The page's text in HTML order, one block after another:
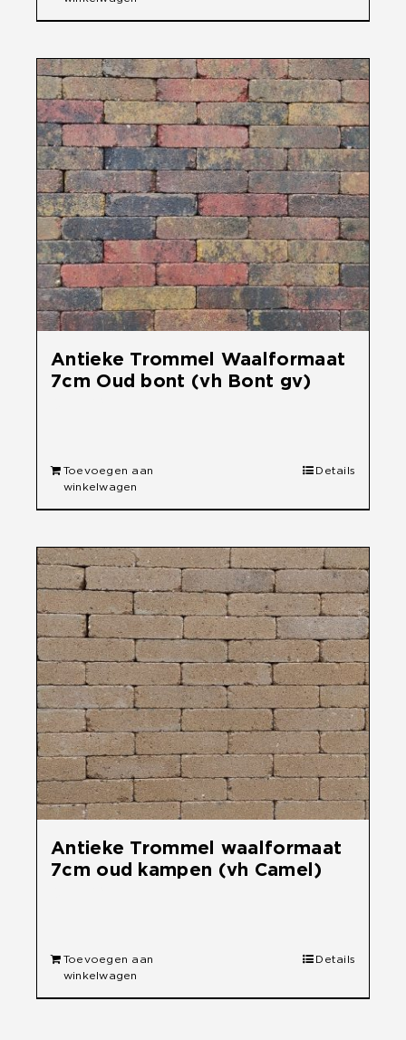
Antieke Trommel Waalformaat
7cm Oud bont (vh Bont gv)
Toevoegen aan
winkelwagen
Details
Antieke Trommel waalformaat
7cm oud kampen (vh Camel)
Toevoegen aan
winkelwagen
Details